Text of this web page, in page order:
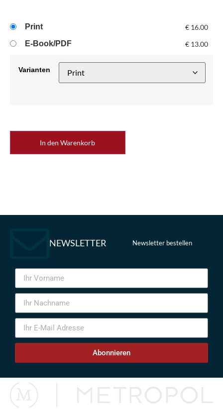
Print € 16.00
E-Book/PDF
€ 13.00
Varianten
In den Warenkorb
NEWSLETTER Newsletter bestellen
Abonnieren